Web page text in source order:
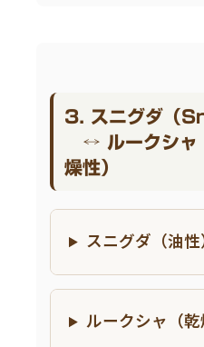
3. スニグダ（
↔ ルークシ
燥性）
スニグダ（油性
ルークシャ（乾